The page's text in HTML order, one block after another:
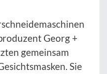
Georg +
gemeinsam
Sie